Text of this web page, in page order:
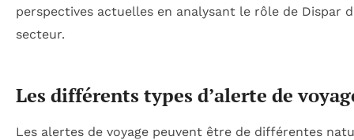
perspectives actuelles en analysant le rôle de Dispar
secteur.
Les différents types d’alerte de
Les alertes de voyage peuvent être de différentes